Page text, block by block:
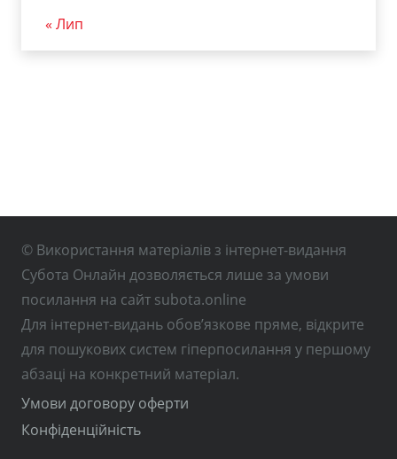
« Лип
© Використання матеріалів з інтернет-видання
Субота Онлайн дозволяється лише за умови
посилання на сайт subota.online
Для інтернет-видань обов’язкове пряме, відкрите
для пошукових систем гіперпосилання у першому
абзаці на конкретний матеріал.
Умови договору оферти
Конфіденційність